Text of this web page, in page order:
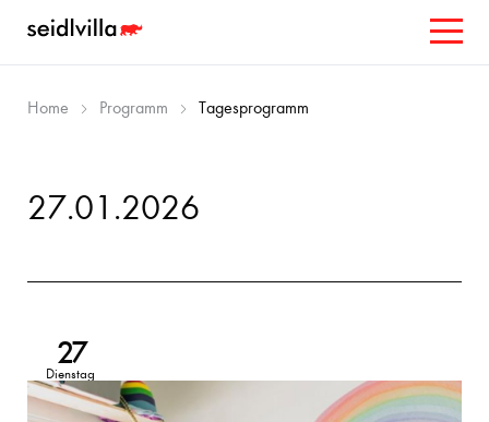
Home Programm Tagesprogramm
27.01.2026
27
Dienstag